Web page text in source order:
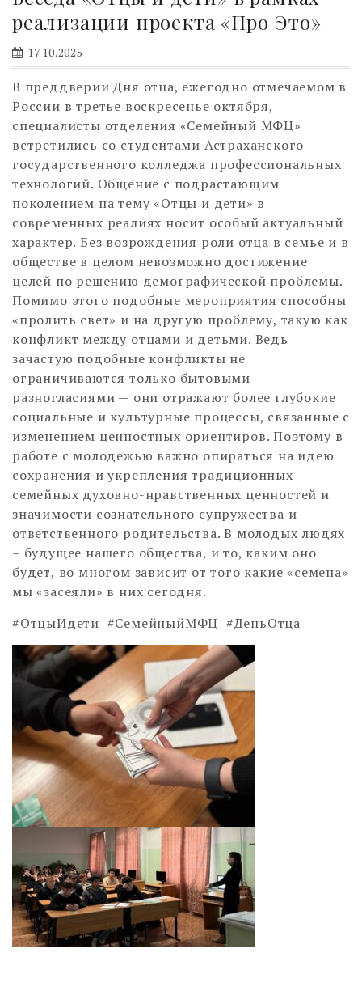
реализации проекта «Про Это»
17.10.2025
В преддверии Дня отца, ежегодно отмечаемом в
России в третье воскресенье октября,
специалисты отделения «Семейный МФЦ»
встретились со студентами Астраханского
государственного колледжа профессиональных
технологий. Общение с подрастающим
поколением на тему «Отцы и дети» в
современных реалиях носит особый актуальный
характер. Без возрождения роли отца в семье и в
обществе в целом невозможно достижение
целей по решению демографической проблемы.
Помимо этого подобные мероприятия способны
«пролить свет» и на другую проблему, такую как
конфликт между отцами и детьми. Ведь
зачастую подобные конфликты не
ограничиваются только бытовыми
разногласиями — они отражают более глубокие
социальные и культурные процессы, связанные с
изменением ценностных ориентиров. Поэтому в
работе с молодежью важно опираться на идею
сохранения и укрепления традиционных
семейных духовно-нравственных ценностей и
значимости сознательного супружества и
ответственного родительства. В молодых людях
– будущее нашего общества, и то, каким оно
будет, во многом зависит от того какие «семена»
мы «засеяли» в них сегодня.
#ОтцыИдети #СемейныйМФЦ #ДеньОтца